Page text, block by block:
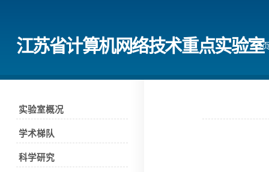
江苏省计算机网络技术重点实验室
首页
实验室概况
学术梯队
科学研究